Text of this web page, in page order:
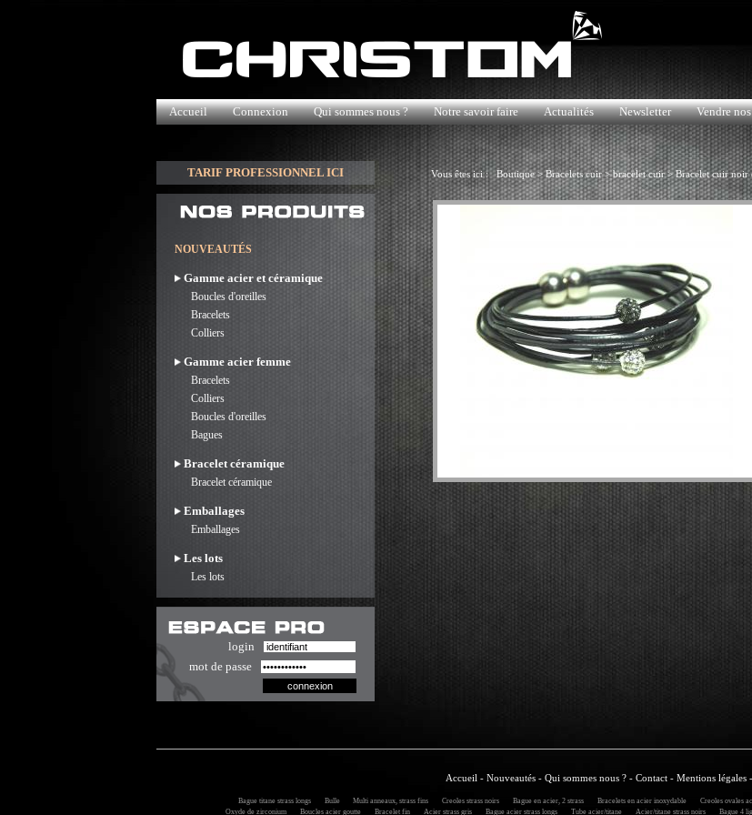
Accueil Connexion Qui sommes nous ? Notre savoir faire Actualités Newsletter Vendre
TARIF PROFESSIONNEL ICI
NOUVEAUTÉS
Gamme acier et céramique
Boucles d'oreilles
Bracelets
Colliers
Gamme acier femme
Bracelets
Colliers
Boucles d'oreilles
Bagues
Bracelet céramique
Bracelet céramique
Emballages
Emballages
Les lots
Les lots
login
mot de passe
Vous êtes ici :Boutique>Bracelets cuir>bracelet cuir>Bracelet cuir noir
Accueil - Nouveautés - Qui sommes nous ? - Contact - Mentions légales -
Bague titane strass longs Bulle Multi anneaux, strass fins Creoles strass noirs Bague en acier, 2 strass Bracelets en acier inoxydable Creoles ovales
Oxyde de zirconium
Boucles acier goutte Bracelet fin Acier strass gris Bague acier strass longs Tube acier/titane Acier/titane strass noirs Bague 4